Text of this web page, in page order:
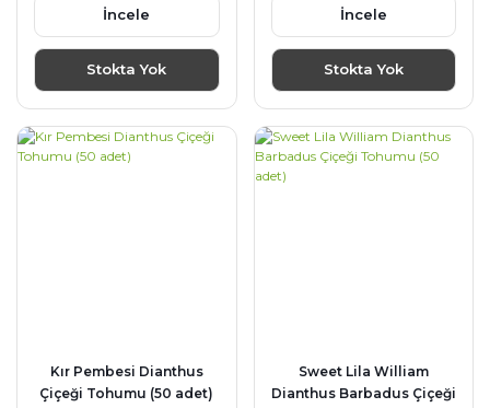
İncele
Stokta Yok
İncele
Stokta Yok
Kır Pembesi Dianthus
Çiçeği Tohumu (50 adet)
Sweet Lila William
Dianthus Barbadus Çiçeği